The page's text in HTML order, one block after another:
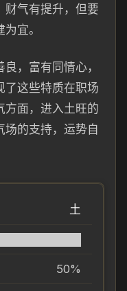
财气有提升，但要
宜。
，富有同情心，
了这些特质在职场
方面，进入土旺的
场的支持，运势自
土
50%